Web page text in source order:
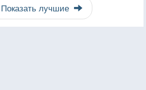
Показать лучшие